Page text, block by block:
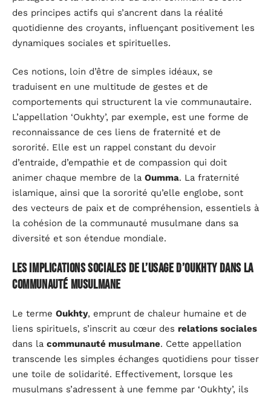
des principes actifs qui s’ancrent dans la réalité
quotidienne des croyants, influençant positivement les
dynamiques sociales et spirituelles.
Ces notions, loin d’être de simples idéaux, se
traduisent en une multitude de gestes et de
comportements qui structurent la vie communautaire.
L’appellation ‘Oukhty’, par exemple, est une forme de
reconnaissance de ces liens de fraternité et de
sororité. Elle est un rappel constant du devoir
d’entraide, d’empathie et de compassion qui doit
animer chaque membre de la Oumma. La fraternité
islamique, ainsi que la sororité qu’elle englobe, sont
des vecteurs de paix et de compréhension, essentiels à
la cohésion de la communauté musulmane dans sa
diversité et son étendue mondiale.
Les implications sociales de l’usage d’Oukhty dans la
communauté musulmane
Le terme Oukhty, emprunt de chaleur humaine et de
liens spirituels, s’inscrit au cœur des relations sociales
dans la communauté musulmane. Cette appellation
transcende les simples échanges quotidiens pour tisser
une toile de solidarité. Effectivement, lorsque les
musulmans s’adressent à une femme par ‘Oukhty’, ils